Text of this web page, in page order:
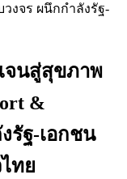
วงจร ผนึกกำลังรัฐ-
จนสู่สุขภาพ
&
รัฐ-เอกชน
ทย